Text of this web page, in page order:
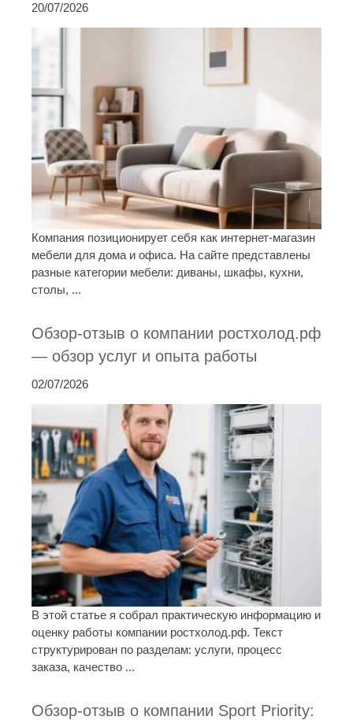
20/07/2026
Компания позиционирует себя как интернет-магазин
мебели для дома и офиса. На сайте представлены
разные категории мебели: диваны, шкафы, кухни,
столы, ...
Обзор-отзыв о компании ростхолод.рф
— обзор услуг и опыта работы
02/07/2026
В этой статье я собрал практическую информацию и
оценку работы компании ростхолод.рф. Текст
структурирован по разделам: услуги, процесс
заказа, качество ...
Обзор-отзыв о компании Sport Priority: